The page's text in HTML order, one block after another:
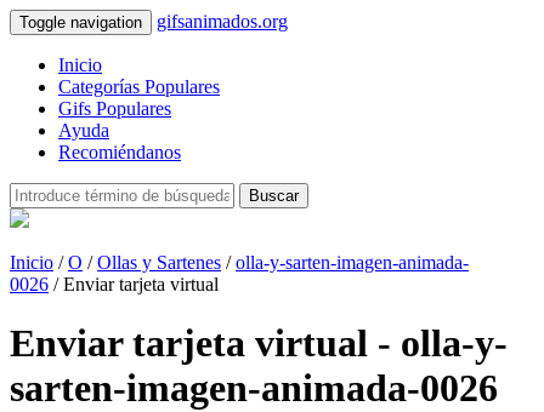
Toggle navigation gifsanimados.org
Inicio
Categorías Populares
Gifs Populares
Ayuda
Recomiéndanos
Buscar
Inicio /O /Ollas y Sartenes /olla-y-sarten-imagen-animada-
0026 / Enviar tarjeta virtual
Enviar tarjeta virtual - olla-y-
sarten-imagen-animada-0026